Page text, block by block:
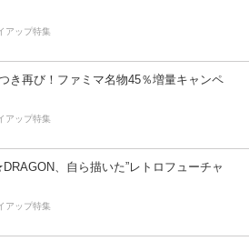
アップ特集
き再び！ファミマ名物45％増量キャンペ
アップ特集
、自ら描いた”レトロフューチャ
アップ特集